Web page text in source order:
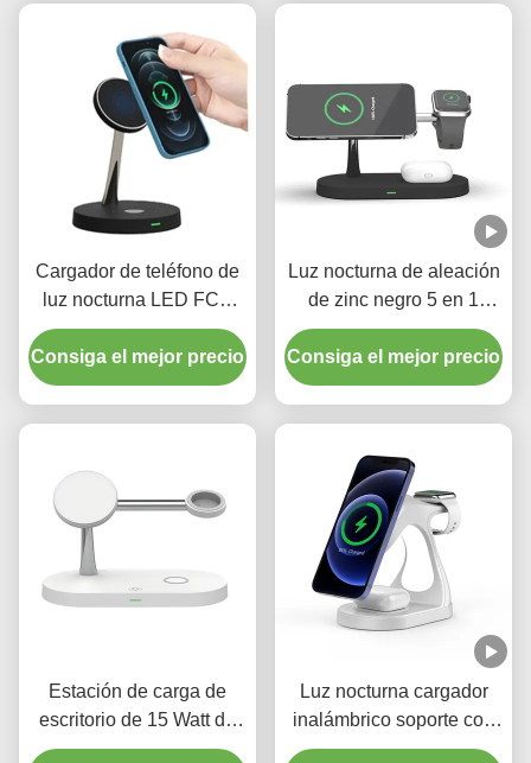
Cargador de teléfono de
luz nocturna LED FCC
Todo en uno Cargador
inalámbrico con pinza de
aleación de zinc
Consiga el mejor precio
Luz nocturna de aleación
de zinc negro 5 en 1
cargador inalámbrico
rápido de 15w para
teléfono
Consiga el mejor precio
Estación de carga de
escritorio de 15 Watt de
carga rápida de luz
Luz nocturna cargador
inalámbrico soporte con
absorción magnética y